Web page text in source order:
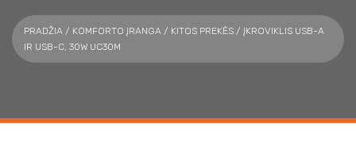
PRADŽIA / KOMFORTO ĮRANGA / KITOS PREKĖS / ĮKROVIKLIS USB-A
IR USB-C, 30W UC30M